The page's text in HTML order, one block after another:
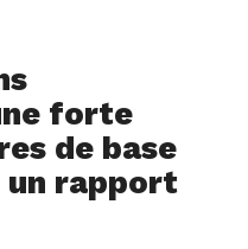
forte
de base
un rapport